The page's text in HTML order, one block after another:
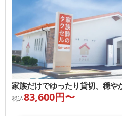
家族だけでゆったり貸切、穏や
税込83,600円〜